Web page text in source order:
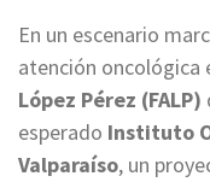
En un escenario
atención oncológica
López Pérez (FALP)
esperado Instituto
Valparaíso, un